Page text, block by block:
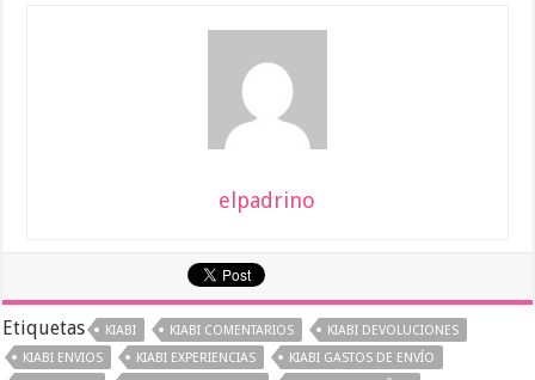
elpadrino
Etiquetas KIABI KIABI COMENTARIOS
KIABI DEVOLUCIONES
KIABI ENVIOS
KIABI EXPERIENCIAS
KIABI GASTOS DE ENVÍO